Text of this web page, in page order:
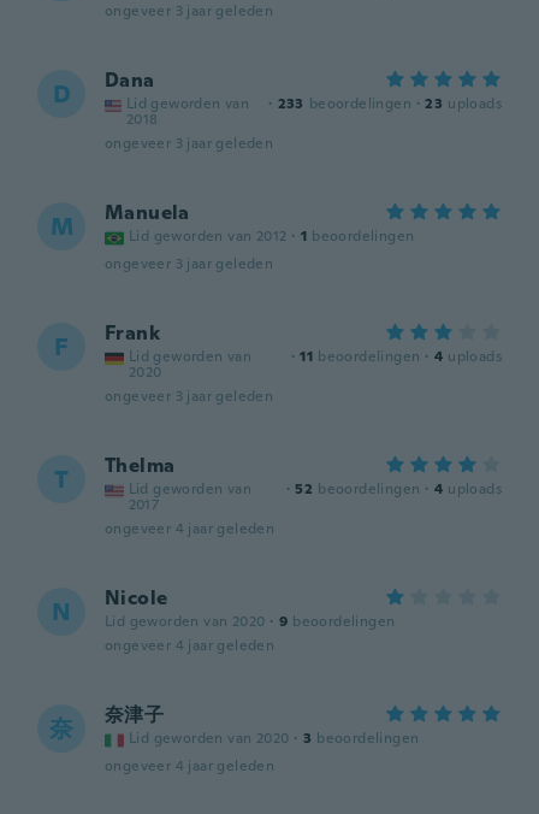
ongeveer 3 jaar geleden
D Dana
Lid geworden van
2018
· 233 beoordelingen · 23 uploads
ongeveer 3 jaar geleden
M Manuela
Lid geworden van 2012 · 1 beoordelingen
ongeveer 3 jaar geleden
F Frank
Lid geworden van
2020
· 11 beoordelingen · 4 uploads
ongeveer 3 jaar geleden
T Thelma
Lid geworden van
2017
· 52 beoordelingen · 4 uploads
ongeveer 4 jaar geleden
N Nicole
Lid geworden van 2020 · 9 beoordelingen
ongeveer 4 jaar geleden
奈 奈津子
Lid geworden van 2020 · 3 beoordelingen
ongeveer 4 jaar geleden